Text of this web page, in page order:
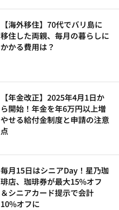
【海外移住】70代でバリ島に
移住した両親、毎月の暮らしに
かかる費用は？
【年金改正】2025年4月1日か
ら開始！年金を年6万円以上増
やせる給付金制度と申請の注意
点
毎月15日はシニアDay！星乃珈
琲店、珈琲券が最大15%オフ
＆シニアカード提示で会計
10%オフに